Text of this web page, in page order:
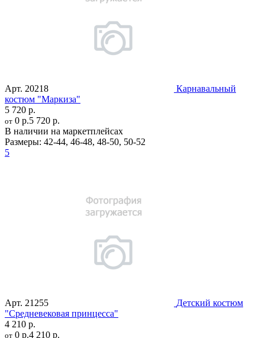
Арт. 20218
Карнавальный
костюм "Маркиза"
5 720 р.
от 0 р.5 720 р.
В наличии на маркетплейсах
Размеры: 42-44, 46-48, 48-50, 50-52
5
Арт. 21255
Детский костюм
"Средневековая принцесса"
4 210 р.
от 0 р.4 210 р.